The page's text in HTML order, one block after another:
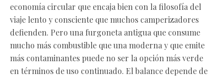
economía circular que encaja bien con la filosofía del
viaje lento y consciente que muchos camperizadores
defienden. Pero una furgoneta antigua que consume
mucho más combustible que una moderna y que emite
más contaminantes puede no ser la opción más verde
en términos de uso continuado. El balance depende de